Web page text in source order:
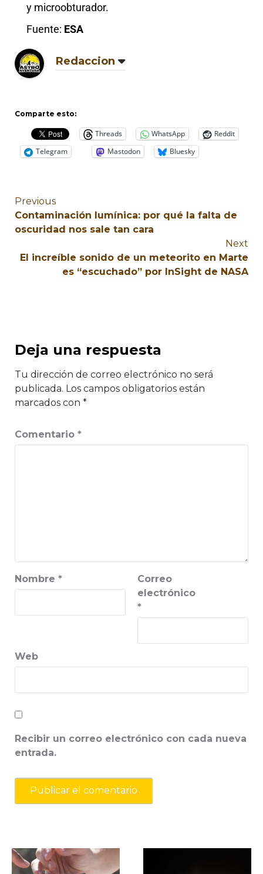
y microobturador.
Fuente: ESA
Redaccion
Comparte esto:
Threads WhatsApp
Reddit
Telegram
Mastodon Bluesky
Previous
Contaminación lumínica: por qué la falta de
oscuridad nos sale tan cara
Next
El increíble sonido de un meteorito en Marte
es “escuchado” por InSight de NASA
Deja una respuesta
Tu dirección de correo electrónico no será
publicada. Los campos obligatorios están
marcados con *
Comentario *
Nombre *
Correo
electrónico
*
Web
Recibir un correo electrónico con cada nueva
entrada.